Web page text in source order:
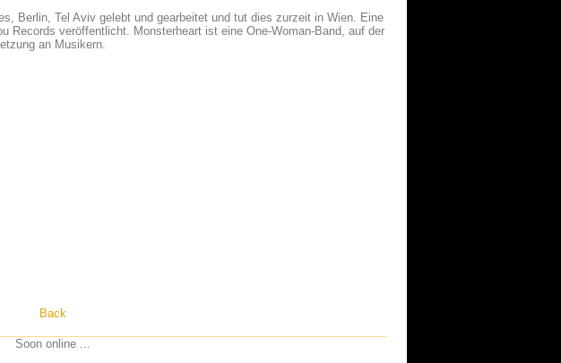
Berlin, Tel Aviv gelebt und gearbeitet und tut dies zurzeit in Wien. Eine
Records veröffentlicht. Monsterheart ist eine One-Woman-Band, auf der
an Musikern.
Back
Soon online ...